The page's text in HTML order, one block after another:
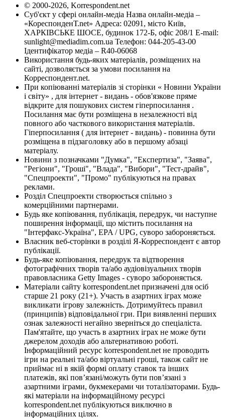
© 2000-2026, Korrespondent.net
Суб'єкт у сфері онлайн-медіа Назва онлайн-медіа –
«КореспонденТ.net» Адреса: 02091, місто Київ,
ХАРКІВСЬКЕ ШОСЕ, будинок 172-Б, офіс 208/1 E-mail:
sunlight@mediadim.com.ua Телефон: 044-205-43-00
Ідентифікатор медіа – R40-06068
Використання будь-яких матеріалів, розміщених на
сайті, дозволяється за умови посилання на
Корреспондент.net.
При копіюванні матеріалів зі сторінки « Новини України
і світу» , для інтернет - видань - обов'язкове пряме
відкрите для пошукових систем гіперпосилання .
Посилання має бути розміщена в незалежності від
повного або часткового використання матеріалів.
Гіперпосилання ( для інтернет - видань) - повинна бути
розміщена в підзаголовку або в першому абзаці
матеріалу.
Новини з позначками "Думка", "Експертиза", "Заява",
"Регіони", "Гроші", "Влада", "Вибори", "Тест-драйв",
"Спецпроекти", "Промо" публікуються на правах
реклами.
Розділ Спецпроекти створюється спільно з
комерційними партнерами.
Будь яке копіювання, публікація, передрук, чи наступне
поширення інформації, що містить посилання на
"Інтерфакс-Україна", EPA / UPG, суворо забороняється.
Власник веб-сторінки в розділі Я-Корреспондент є автор
публікації.
Будь-яке копіювання, передрук та відтворення
фотографічних творів та/або аудіовізуальних творів
правовласника Getty Images - суворо забороняється.
Матеріали сайту korrespondent.net призначені для осіб
старше 21 року (21+). Участь в азартних іграх може
викликати ігрову залежність. Дотримуйтесь правил
(принципів) відповідальної гри. При виявленні перших
ознак залежності негайно зверніться до спеціаліста.
Пам'ятайте, що участь в азартних іграх не може бути
джерелом доходів або альтернативою роботі.
Інформаційний ресурс korrespondent.net не проводить
ігри на реальні та/або віртуальні гроші, також сайт не
приймає ні в якій формі оплату ставок та інших
платежів, які пов’язані/можуть бути пов’язані з
азартними іграми, букмекерами чи тоталізаторами. Будь-
які матеріали на інформаційному ресурсі
korrespondent.net публікуються виключно в
інформаційних цілях.